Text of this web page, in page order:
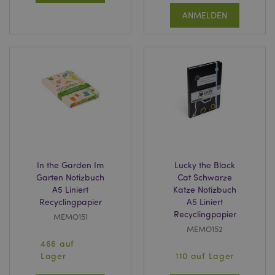
ANMELDEN
In the Garden Im
Garten Notizbuch
A5 Liniert
Recyclingpapier
MEMO151
466 auf
Lager
Lucky the Black
Cat Schwarze
Katze Notizbuch
A5 Liniert
Recyclingpapier
MEMO152
110 auf Lager
Adobe Inc.
www.puckator.de
TawkConnectionTime
tawk.to Inc.
.puckator.de
twk_idm_key
Tawk.to
.puckator.de